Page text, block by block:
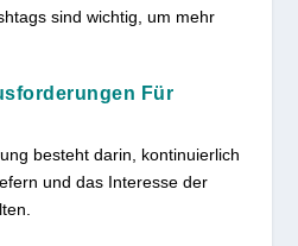
sind wichtig, um mehr
Für
besteht darin, kontinuierlich
und das Interesse der